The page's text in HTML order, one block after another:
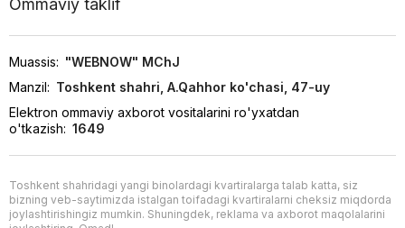
Ommaviy taklif
Muassis: "WEBNOW" MChJ
Manzil: Toshkent shahri, A.Qahhor ko'chasi, 47-uy
Elektron ommaviy axborot vositalarini ro'yxatdan
o'tkazish: 1649
Toshkent shahridagi yangi binolardagi kvartiralarga talab katta, siz
bizning veb-saytimizda istalgan toifadagi kvartiralarni cheksiz miqdorda
joylashtirishingiz mumkin. Shuningdek, reklama va axborot maqolalarini